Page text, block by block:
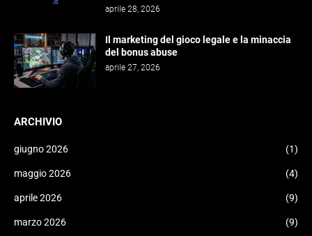
aprile 28, 2026
Il marketing del gioco legale e la minaccia
del bonus abuse
aprile 27, 2026
ARCHIVIO
giugno 2026 (1)
maggio 2026 (4)
aprile 2026 (9)
marzo 2026 (9)